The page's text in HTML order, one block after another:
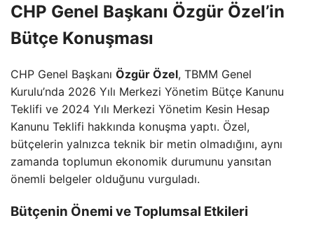
CHP Genel Başkanı Özgür Özel’in
Bütçe Konuşması
CHP Genel Başkanı Özgür Özel, TBMM Genel
Kurulu’nda 2026 Yılı Merkezi Yönetim Bütçe Kanunu
Teklifi ve 2024 Yılı Merkezi Yönetim Kesin Hesap
Kanunu Teklifi hakkında konuşma yaptı. Özel,
bütçelerin yalnızca teknik bir metin olmadığını, aynı
zamanda toplumun ekonomik durumunu yansıtan
önemli belgeler olduğunu vurguladı.
Bütçenin Önemi ve Toplumsal Etkileri